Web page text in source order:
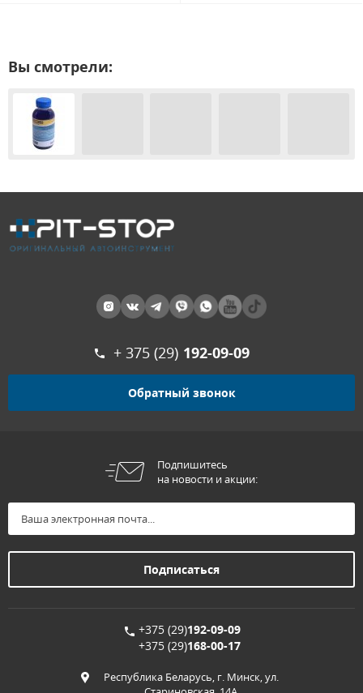
Вы смотрели:
+ 375 (29) 192-09-09
Обратный звонок
Подпишитесь
на новости и акции:
+375 (29)192-09-09
+375 (29)168-00-17
Республика Беларусь, г. Минск, ул.